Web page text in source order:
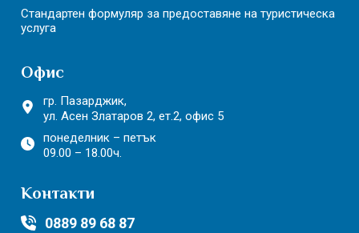
Стандартен формуляр за предоставяне на туристическа
услуга
Офис
гр. Пазарджик,
ул. Асен Златаров 2, ет.2, офис 5
понеделник – петък
09.00 – 18.00ч.
Контакти
0889 89 68 87